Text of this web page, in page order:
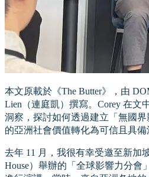
本文原載於《The Butter》，由
Lien（連庭凱）撰寫。Corey 在文
洞察，探討如何透過建立「無國
的亞洲社會價值轉化為可信且具備
去年 11 月，我很有幸受邀至新加
House）舉辦的「全球影響力分會